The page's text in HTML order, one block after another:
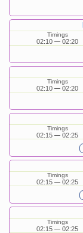
Timings
02:10 02:20
Timings
02:10 02:20
Timings
02:15 02:25
Timings
02:15 02:25
Timings
02:15 02:25